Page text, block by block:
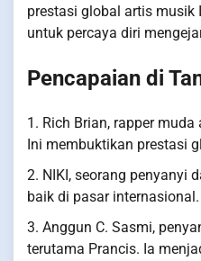
prestasi global artis musik
untuk percaya diri
Pencapaian di
1. Rich Brian, rapper
Ini membuktikan prestasi
2. NIKI, seorang penyanyi
baik di pasar
3. Anggun C. Sasmi,
terutama Prancis. Ia